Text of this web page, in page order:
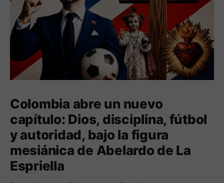
Colombia abre un nuevo
capítulo: Dios, disciplina, fútbol
y autoridad, bajo la figura
mesiánica de Abelardo de La
Espriella